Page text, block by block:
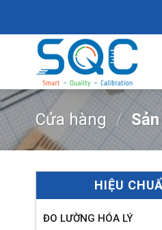
Cửa hàng /
HIỆU
ĐO LƯỜNG HÓA LÝ